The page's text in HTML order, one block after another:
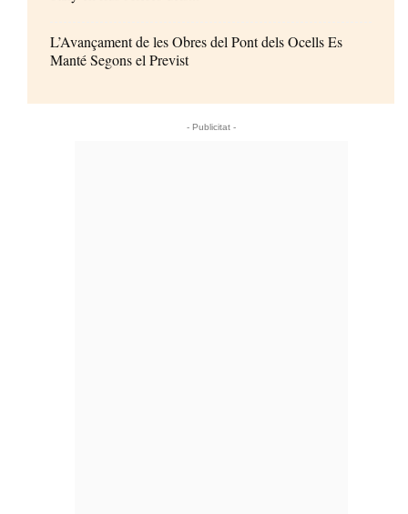
L’Avançament de les Obres del Pont dels Ocells Es
Manté Segons el Previst
- Publicitat -